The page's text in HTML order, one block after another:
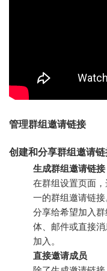
管理群组邀请链接
创建和分享群组邀请链
生成群组邀请链接
在群组设置页面
一的群组邀请链
分享给希望加入
体、邮件或直接
加入。
直接邀请成员